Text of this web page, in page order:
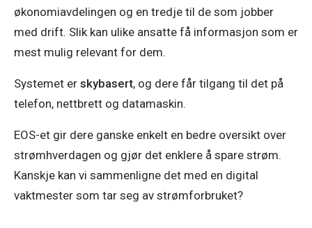
økonomiavdelingen og en tredje til de som jobber
med drift. Slik kan ulike ansatte få informasjon som er
mest mulig relevant for dem.
Systemet er skybasert, og dere får tilgang til det på
telefon, nettbrett og datamaskin.
EOS-et gir dere ganske enkelt en bedre oversikt over
strømhverdagen og gjør det enklere å spare strøm.
Kanskje kan vi sammenligne det med en digital
vaktmester som tar seg av strømforbruket?